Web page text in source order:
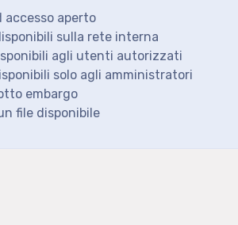
accesso aperto
sulla rete interna
agli utenti autorizzati
solo agli amministratori
embargo
file disponibile